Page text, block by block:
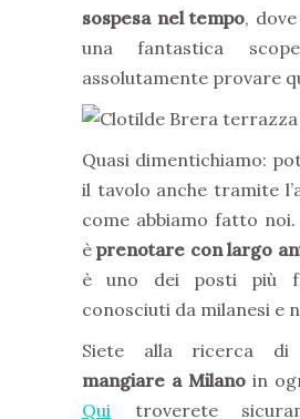
sospesa nel tempo,
una fantastica
assolutamente provare
Quasi dimentichiamo:
il tavolo anche tramite
come abbiamo fatto noi.
èprenotare con largo
è uno dei posti più
conosciuti da milanesi e
Siete alla ricerca
mangiare a Milano in
Qui troverete